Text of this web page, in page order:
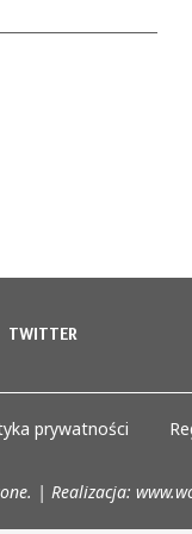
TWITTER
prywatności
| Realizacja: